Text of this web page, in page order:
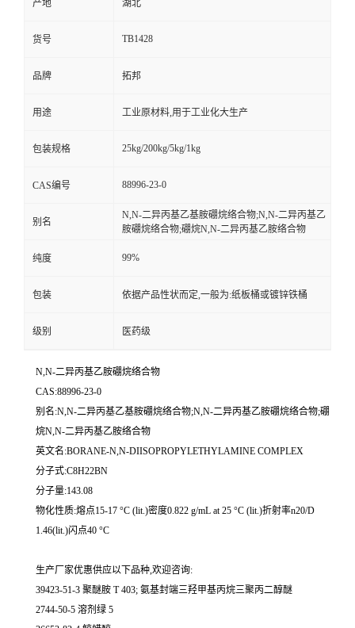
产地 湖北
货号 TB1428
品牌 拓邦
用途 工业原材料,用于工业化大生产
包装规格 25kg/200kg/5kg/1kg
CAS编号 88996-23-0
别名
N,N-二异丙基乙基胺硼烷络合物;N,N-二异丙基乙
胺硼烷络合物;硼烷N,N-二异丙基乙胺络合物
纯度 99%
包装 依据产品性状而定,一般为:纸板桶或镀锌铁桶
级别 医药级
N,N-二异丙基乙胺硼烷络合物
CAS:88996-23-0
别名:N,N-二异丙基乙基胺硼烷络合物;N,N-二异丙基乙胺硼烷络合物;硼
烷N,N-二异丙基乙胺络合物
英文名:BORANE-N,N-DIISOPROPYLETHYLAMINE COMPLEX
分子式:C8H22BN
分子量:143.08
物化性质:熔点15-17 °C (lit.)密度0.822 g/mL at 25 °C (lit.)折射率n20/D
1.46(lit.)闪点40 °C
生产厂家优惠供应以下品种,欢迎咨询:
39423-51-3 聚醚胺 T 403; 氨基封端三羟甲基丙烷三聚丙二醇醚
2744-50-5 溶剂绿 5